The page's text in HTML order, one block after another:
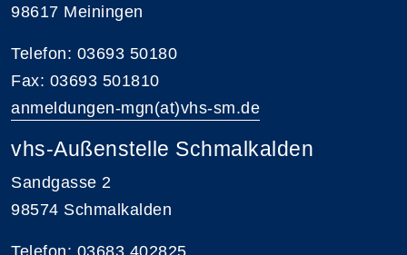
98617 Meiningen
Telefon: 03693 50180
Fax: 03693 501810
anmeldungen-mgn(at)vhs-sm.de
vhs-Außenstelle Schmalkalden
Sandgasse 2
98574 Schmalkalden
Telefon: 03683 402825